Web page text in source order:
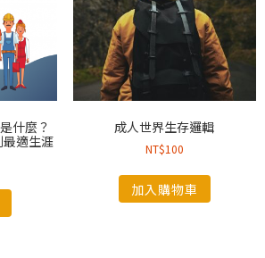
什麼？
適生涯
成人世界生存邏輯
NT$100
加入購物車